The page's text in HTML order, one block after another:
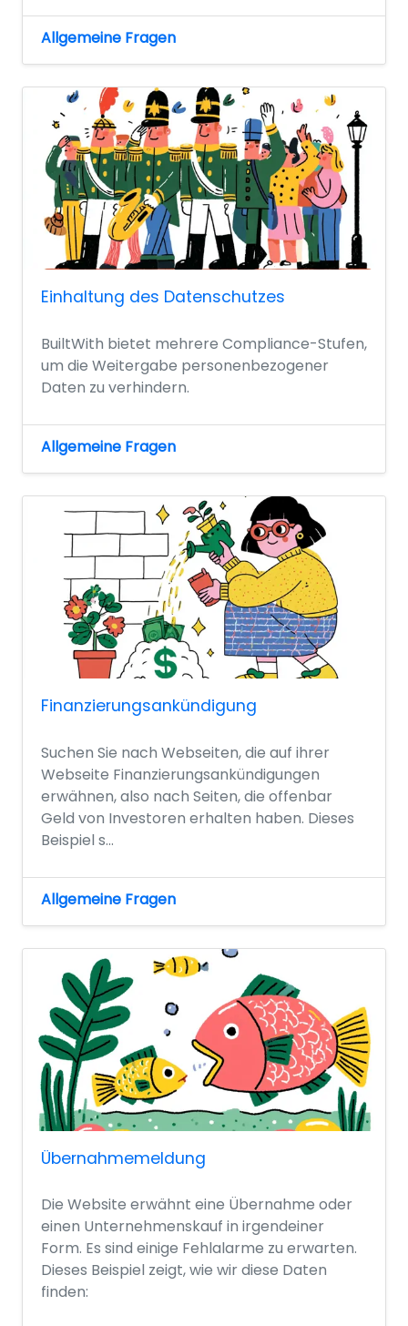
Allgemeine Fragen
Einhaltung des Datenschutzes
BuiltWith bietet mehrere Compliance-Stufen,
um die Weitergabe personenbezogener
Daten zu verhindern.
Allgemeine Fragen
Finanzierungsankündigung
Suchen Sie nach Webseiten, die auf ihrer
Webseite Finanzierungsankündigungen
erwähnen, also nach Seiten, die offenbar
Geld von Investoren erhalten haben. Dieses
Beispiel s...
Allgemeine Fragen
Übernahmemeldung
Die Website erwähnt eine Übernahme oder
einen Unternehmenskauf in irgendeiner
Form. Es sind einige Fehlalarme zu erwarten.
Dieses Beispiel zeigt, wie wir diese Daten
finden: